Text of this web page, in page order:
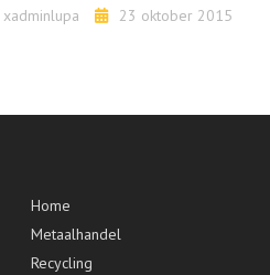
xadminlupa 23 oktober 2015
Home
Metaalhandel
Recycling